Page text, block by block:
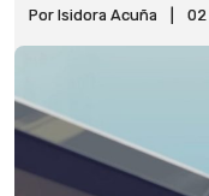
Por Isidora Acuña 02